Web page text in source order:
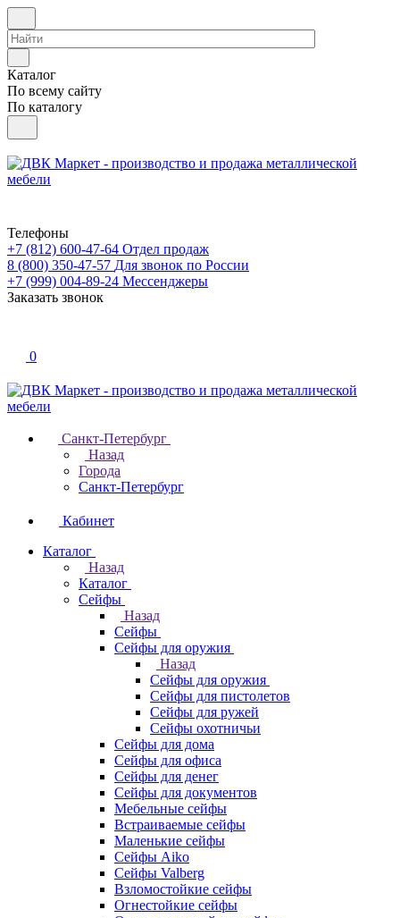
Каталог
По всему сайту
По каталогу
Телефоны
+7 (812) 600-47-64 Отдел продаж
8 (800) 350-47-57 Для звонок по России
+7 (999) 004-89-24 Мессенджеры
Заказать звонок
0
Санкт-Петербург
Назад
Города
Санкт-Петербург
Кабинет
Каталог
Назад
Каталог
Cейфы
Назад
Cейфы
Cейфы для оружия
Назад
Cейфы для оружия
Сейфы для пистолетов
Сейфы для ружей
Сейфы охотничьи
Cейфы для дома
Cейфы для офиса
Сейфы для денег
Сейфы для документов
Мебельные сейфы
Встраиваемые сейфы
Маленькие сейфы
Сейфы Aiko
Сейфы Valberg
Взломостойкие сейфы
Огнестойкие сейфы